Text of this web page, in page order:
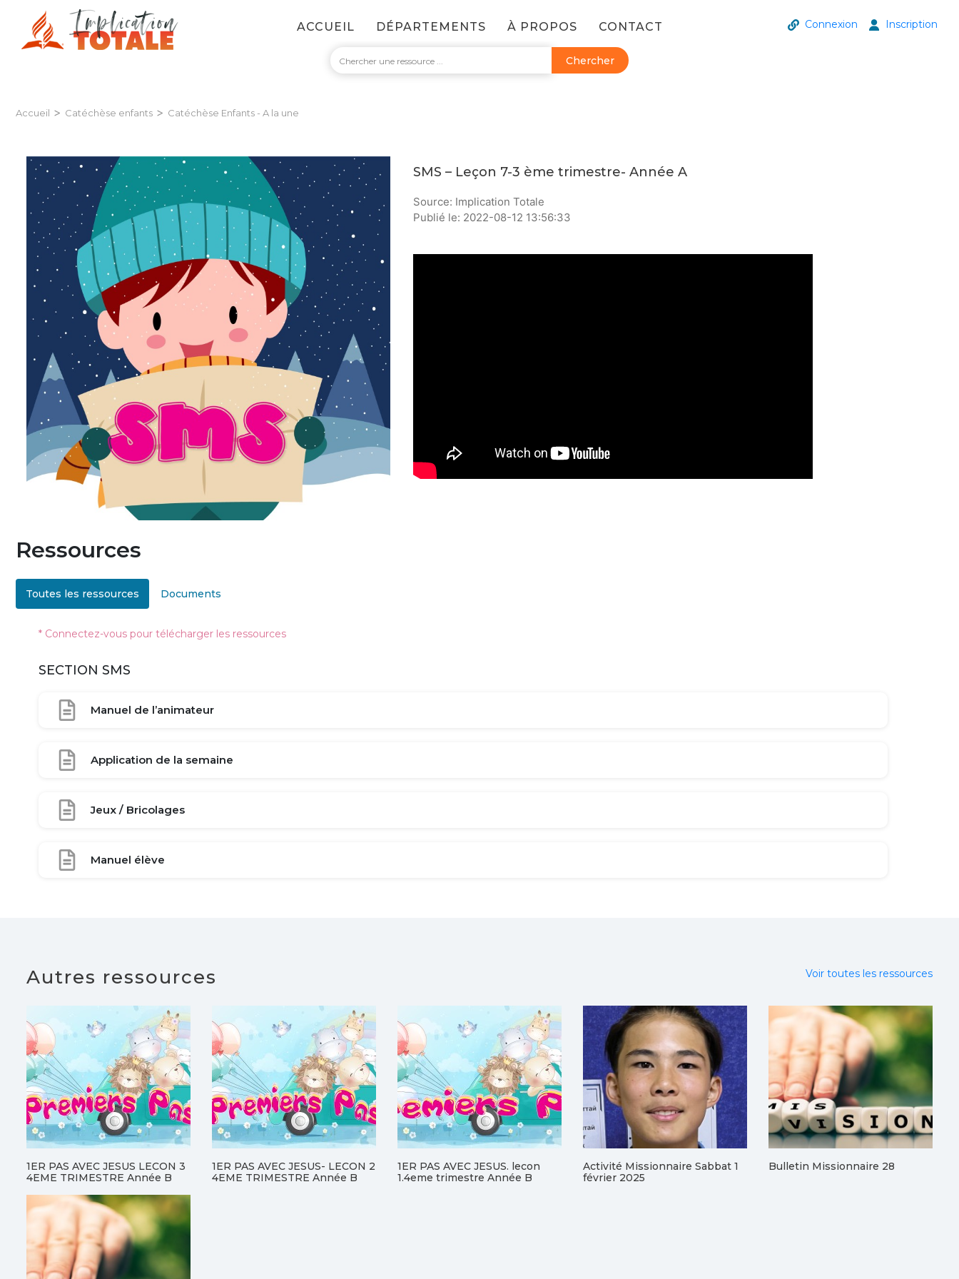
ACCUEIL DÉPARTEMENTS À PROPOS CONTACT Connexion Inscription
Chercher
Accueil > Catéchèse enfants > Catéchèse Enfants - A la une
SMS – Leçon 7-3 ème trimestre- Année A
Source: Implication Totale
Publié le: 2022-08-12 13:56:33
Ressources
Toutes les ressources Documents
* Connectez-vous pour télécharger les ressources
SECTION SMS
Manuel de l’animateur
Application de la semaine
Jeux / Bricolages
Manuel élève
Autres ressources Voir toutes les ressources
1ER PAS AVEC JESUS LECON 3
4EME TRIMESTRE Année B
1ER PAS AVEC JESUS- LECON 2
4EME TRIMESTRE Année B
1ER PAS AVEC JESUS. lecon
1.4eme trimestre Année B
Activité Missionnaire Sabbat 1
février 2025
Bulletin Missionnaire 28